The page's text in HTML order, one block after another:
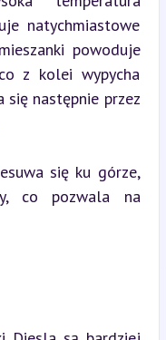
natychmiastowe
powoduje
z kolei wypycha
się następnie przez
się ku górze,
co pozwala na